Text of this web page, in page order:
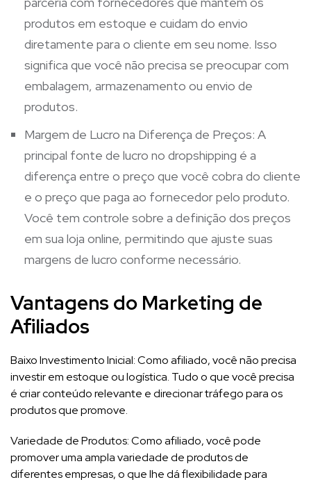
produtos em estoque e cuidam do envio
diretamente para o cliente em seu nome. Isso
significa que você não precisa se preocupar com
embalagem, armazenamento ou envio de
produtos.
Margem de Lucro na Diferença de Preços: A
principal fonte de lucro no dropshipping é a
diferença entre o preço que você cobra do cliente
e o preço que paga ao fornecedor pelo produto.
Você tem controle sobre a definição dos preços
em sua loja online, permitindo que ajuste suas
margens de lucro conforme necessário.
Vantagens do Marketing de
Afiliados
Baixo Investimento Inicial: Como afiliado, você não precisa
investir em estoque ou logística. Tudo o que você precisa
é criar conteúdo relevante e direcionar tráfego para os
produtos que promove.
Variedade de Produtos: Como afiliado, você pode
promover uma ampla variedade de produtos de
diferentes empresas, o que lhe dá flexibilidade para